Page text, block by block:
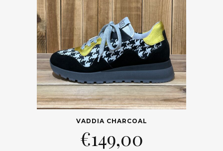
VADDIA CHARCOAL
€149,00